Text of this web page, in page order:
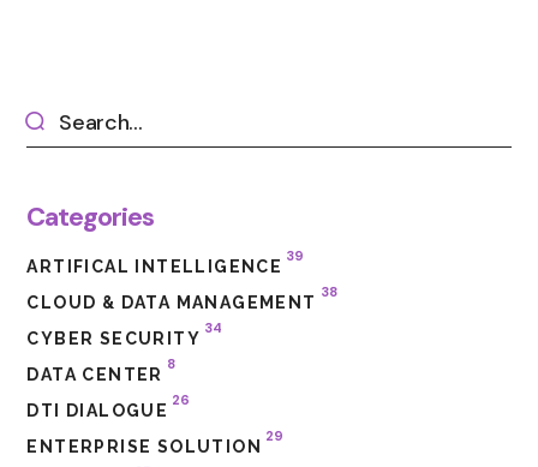
Categories
ARTIFICAL INTELLIGENCE
39
CLOUD & DATA MANAGEMENT
38
CYBER SECURITY
34
DATA CENTER
8
DTI DIALOGUE
26
ENTERPRISE SOLUTION
29